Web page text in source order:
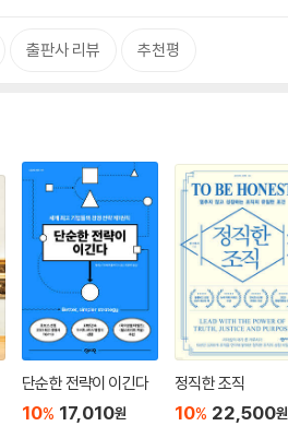
출판사 리뷰 추천평
단순한 전략이 이긴다
10% 17,010원
정직한 조직
10% 22,500원